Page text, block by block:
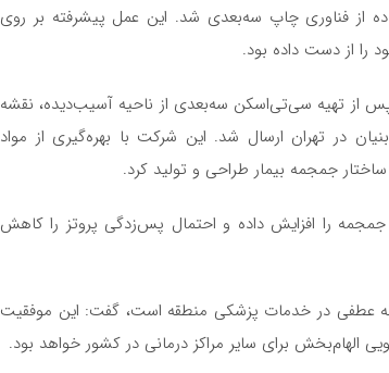
از فناوری چاپ سه‌بعدی شد. این عمل پیشرفته بر روی
از دست داده بود.
از تهیه سی‌تی‌اسکن سه‌بعدی از ناحیه آسیب‌دیده، نقشه
در تهران ارسال شد. این شرکت با بهره‌گیری از مواد
جمجمه بیمار طراحی و تولید کرد.
جمجمه را افزایش داده و احتمال پس‌زدگی پروتز را کاهش
عطفی در خدمات پزشکی منطقه است، گفت: این موفقیت
الهام‌بخش برای سایر مراکز درمانی در کشور خواهد بود.